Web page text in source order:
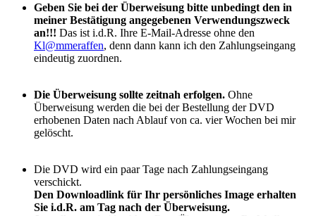
Geben Sie bei der Überweisung bitte unbedingt den in
meiner Bestätigung angegebenen Verwendungszweck
an!!! Das ist i.d.R. Ihre E-Mail-Adresse ohne den
Kl@mmeraffen, denn dann kann ich den Zahlungseingang
eindeutig zuordnen.
Die Überweisung sollte zeitnah erfolgen. Ohne
Überweisung werden die bei der Bestellung der DVD
erhobenen Daten nach Ablauf von ca. vier Wochen bei mir
gelöscht.
Die DVD wird ein paar Tage nach Zahlungseingang
verschickt.
Den Downloadlink für Ihr persönliches Image erhalten
Sie i.d.R. am Tag nach der Überweisung.